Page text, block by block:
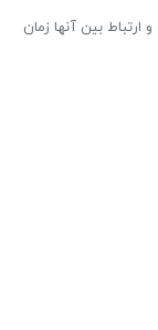
بین آنها زمان